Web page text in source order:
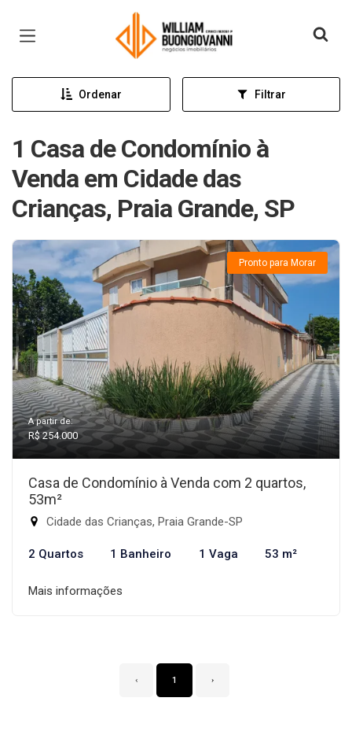
Página inicial
Ordenar Filtrar
1 Casa de Condomínio à
Venda em Cidade das
Crianças, Praia Grande, SP
Pronto para Morar
A partir de:
R$ 254.000
Casa de Condomínio à Venda com 2 quartos,
53m²
Cidade das Crianças, Praia Grande-SP
2 Quartos 1 Banheiro 1 Vaga 53 m²
Mais informações
‹ 1 ›